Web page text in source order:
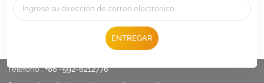
ENTREGAR
Teléfono :+86 -592-6212776